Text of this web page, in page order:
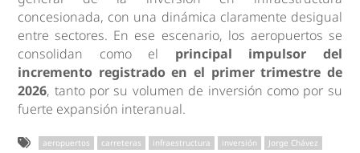
concesionada, con una dinámica claramente desigual
entre sectores. En ese escenario, los aeropuertos se
consolidan como el principal impulsor del
incremento registrado en el primer trimestre de
2026, tanto por su volumen de inversión como por su
fuerte expansión interanual.
aeropuertos carreteras infraestructura inversión
Jorge Chávez